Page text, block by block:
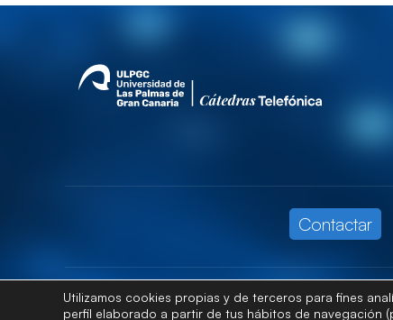
Contactar
Utilizamos cookies propias y de terceros para fines
perfil elaborado a partir de tus hábitos de navegación